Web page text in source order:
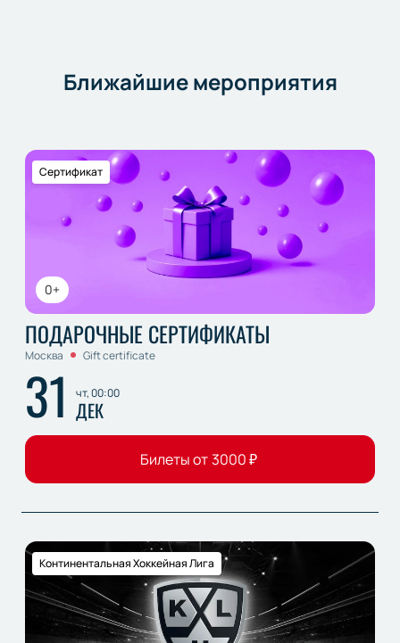
Ближайшие мероприятия
0+
Сертификат
ПОДАРОЧНЫЕ СЕРТИФИКАТЫ
Москва Gift certificate
31 чт, 00:00
ДЕК
Билеты от 3000₽
Континентальная Хоккейная Лига